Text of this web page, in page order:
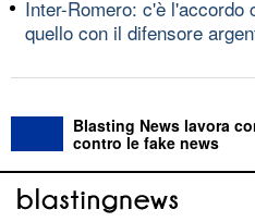
Inter-Romero: c'è l'accordo
quello con il difensore
Blasting News lavora
contro le fake news
ABOUT LINEA